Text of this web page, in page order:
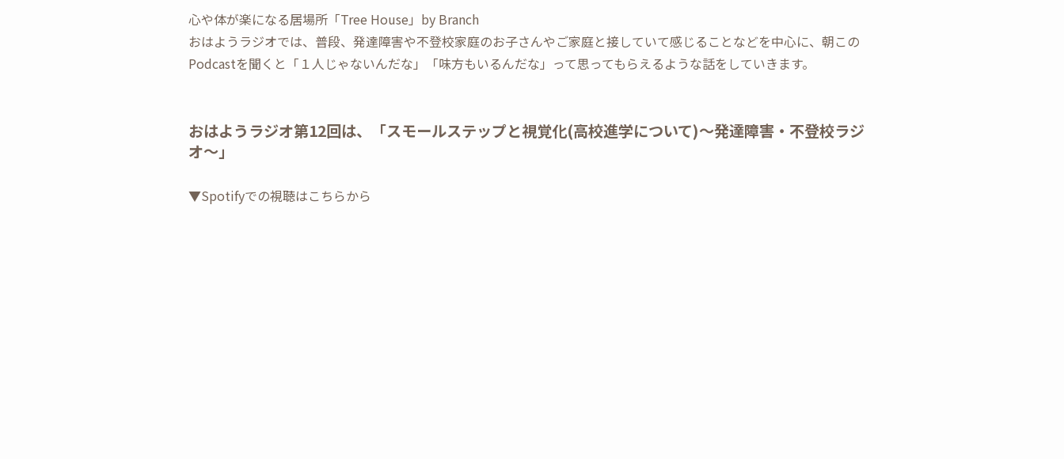
心や体が楽になる居場所「Tree House」by Branch
おはようラジオでは、普段、発達障害や不登校家庭のお子さんやご家庭と接していて感じることなどを中心に、朝この
Podcastを聞くと「１人じゃないんだな」「味方もいるんだな」って思ってもらえるような話をしていきます。
おはようラジオ第12回は、「スモールステップと視覚化(高校進学について)〜発達障害・不登校ラジ
オ〜」
▼Spotifyでの視聴はこちらから